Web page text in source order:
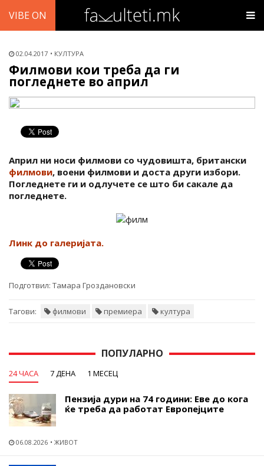
VIBE ON
02.04.2017 КУЛТУРА
Филмови кои треба да ги
погледнете во април
Април ни носи филмови со чудовишта, британски
филмови, воени филмови и доста други избори.
Погледнете ги и одлучете се што би сакале да
погледнете.
Линк до галеријата.
Подготвил: Тамара Гроздановски
Тагови: филмови премиера култура
ПОПУЛАРНО
24 ЧАСА 7 ДЕНА 1 МЕСЕЦ
Пензија дури на 74 години: Еве до кога
ќе треба да работат Европејците
06.08.2026 ЖИВОТ